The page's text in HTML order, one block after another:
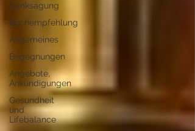
Danksagung
Buchempfehlung
Allgemeines
Begegnungen
Angebote,
Ankündigungen
Gesundheit
und
Lifebalance